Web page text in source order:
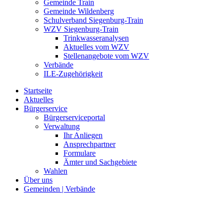
Gemeinde Train
Gemeinde Wildenberg
Schulverband Siegenburg-Train
WZV Siegenburg-Train
Trinkwasseranalysen
Aktuelles vom WZV
Stellenangebote vom WZV
Verbände
ILE-Zugehörigkeit
Startseite
Aktuelles
Bürgerservice
Bürgerserviceportal
Verwaltung
Ihr Anliegen
Ansprechpartner
Formulare
Ämter und Sachgebiete
Wahlen
Über uns
Gemeinden | Verbände